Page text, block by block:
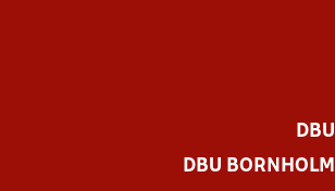
DBU
DBU BORNHOLM